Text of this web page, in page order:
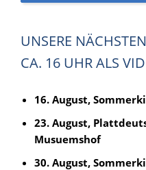
UNSERE
CA. 16 UHR ALS
16. August,
23. August,
Musuemshof
30. August,